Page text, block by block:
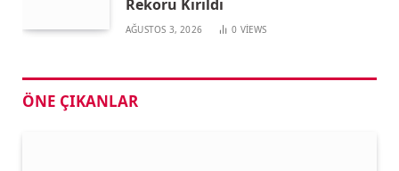
Rekoru Kırıldı
AĞUSTOS 3, 2026 0 VIEWS
ÖNE ÇIKANLAR